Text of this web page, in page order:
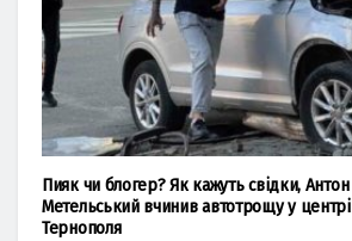
Пияк чи блогер? Як кажуть свідки, Антон
Метельський вчинив автотрощу у центрі
Тернополя